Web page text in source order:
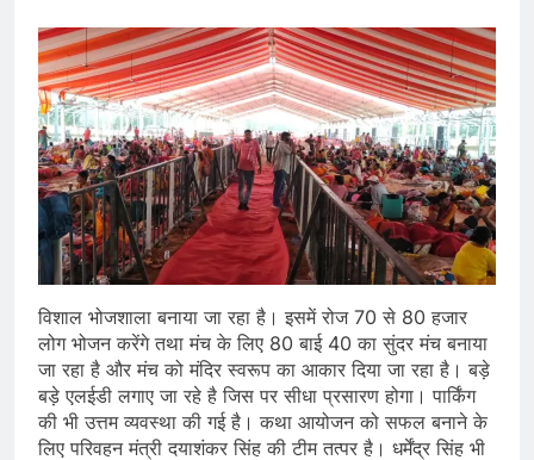
विशाल भोजशाला बनाया जा रहा है। इसमें रोज 70 से 80 हजार
लोग भोजन करेंगे तथा मंच के लिए 80 बाई 40 का सुंदर मंच बनाया
जा रहा है और मंच को मंदिर स्वरूप का आकार दिया जा रहा है। बड़े
बड़े एलईडी लगाए जा रहे है जिस पर सीधा प्रसारण होगा। पार्किंग
की भी उत्तम व्यवस्था की गई है। कथा आयोजन को सफल बनाने के
लिए परिवहन मंत्री दयाशंकर सिंह की टीम तत्पर है। धर्मेंद्र सिंह भी